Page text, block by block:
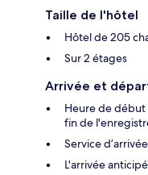
Taille de l'hôtel
Hôtel de 205
Sur 2 étages
Arrivée et
Heure de début
fin de
Service
L'arrivée